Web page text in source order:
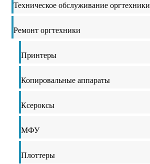
Техническое обслуживание оргтехники
Ремонт оргтехники
Принтеры
Копировальные аппараты
Ксероксы
МФУ
Плоттеры